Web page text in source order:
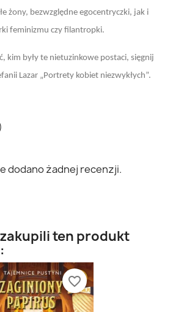
żony, bezwzględne egocentryczki, jak i
feminizmu czy filantropki.
kim były te nietuzinkowe postaci, sięgnij
Lazar „Portrety kobiet niezwykłych”.
dodano żadnej recenzji.
ten produkt
favorite_border